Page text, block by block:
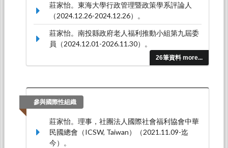
26筆資料 more...
莊家怡。東海大學行政管理暨政策學系評論人
（2024.12.26-2024.12.26）。
莊家怡。南投縣政府老人福利推動小組第九屆委
員（2024.12.01-2026.11.30）。
參與國際性組織
莊家怡。理事，社團法人國際社會福利協會中華
民國總會（ICSW, Taiwan）（2021.11.09-迄
今）。